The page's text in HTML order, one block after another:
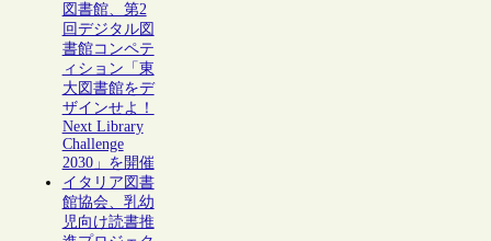
図書館、第2
回デジタル図
書館コンペテ
ィション「東
大図書館をデ
ザインせよ！
Next Library
Challenge
2030」を開催
イタリア図書
館協会、乳幼
児向け読書推